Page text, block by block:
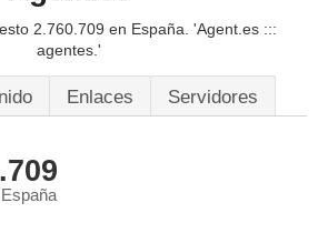
2.760.709 en España. 'Agent.es :::
agentes.'
Enlaces Servidores